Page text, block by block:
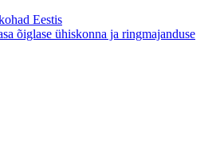
Eestis
õiglase ühiskonna ja ringmajanduse